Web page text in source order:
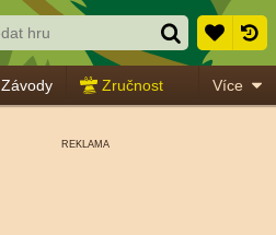
Závody Zručnost Více